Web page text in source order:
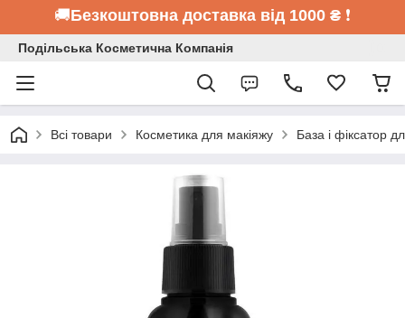
🚚Безкоштовна доставка від 1000 ₴ ❗
Подільська Косметична Компанія
Всі товари Косметика для макіяжу База і фіксатор